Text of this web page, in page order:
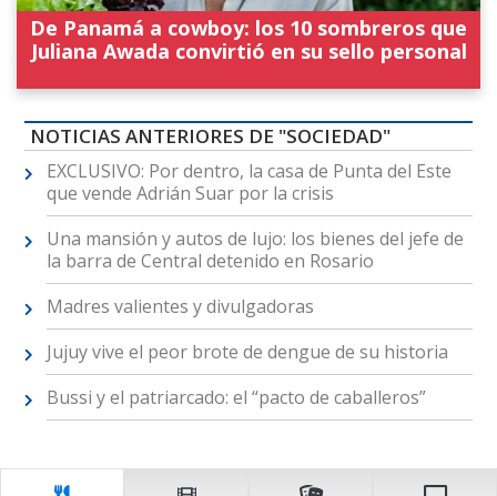
De Panamá a cowboy: los 10 sombreros que
Juliana Awada convirtió en su sello personal
NOTICIAS ANTERIORES DE "SOCIEDAD"
EXCLUSIVO: Por dentro, la casa de Punta del Este
que vende Adrián Suar por la crisis
Una mansión y autos de lujo: los bienes del jefe de
la barra de Central detenido en Rosario
Madres valientes y divulgadoras
Jujuy vive el peor brote de dengue de su historia
Bussi y el patriarcado: el “pacto de caballeros”